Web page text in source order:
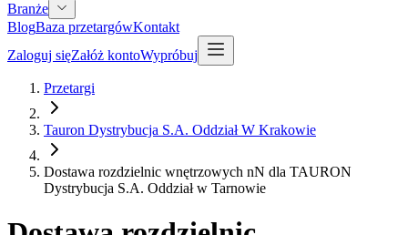
Branże
BlogBaza przetargówKontakt
Zaloguj sięZałóż kontoWypróbuj
Przetargi
Tauron Dystrybucja S.A. Oddział W Krakowie
Dostawa rozdzielnic wnętrzowych nN dla TAURON
Dystrybucja S.A. Oddział w Tarnowie